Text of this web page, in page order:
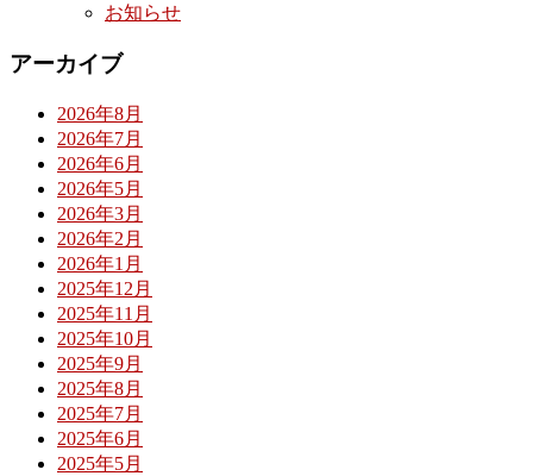
お知らせ
アーカイブ
2026年8月
2026年7月
2026年6月
2026年5月
2026年3月
2026年2月
2026年1月
2025年12月
2025年11月
2025年10月
2025年9月
2025年8月
2025年7月
2025年6月
2025年5月